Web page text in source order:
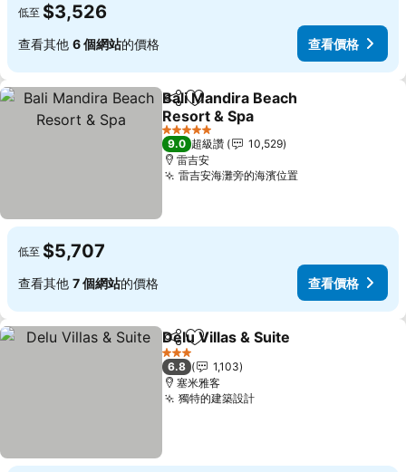
低至 $3,526
查看其他 6 個網站的價格 查看價格
分享 加入我的最愛
Bali Mandira Beach
Resort & Spa
查看價格
5 星級
9.0 超級讚
10,529
雷吉安
雷吉安海灘旁的海濱位置查看價格
低至 $5,707
查看其他 7 個網站的價格 查看價格
分享 加入我的最愛
Delu Villas & Suite
3 星級
6.8
1,103
塞米雅客
獨特的建築設計查看價格